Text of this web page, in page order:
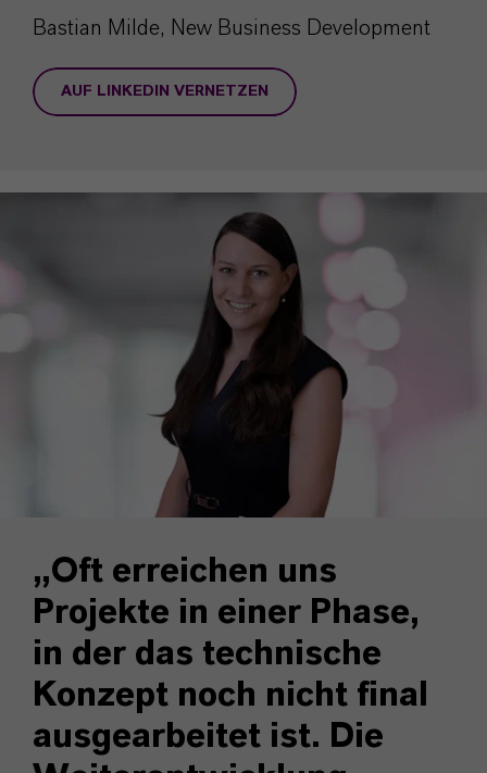
Bastian Milde, New Business Development
AUF LINKEDIN VERNETZEN
„Oft erreichen uns
Projekte in einer Phase,
in der das technische
Konzept noch nicht final
ausgearbeitet ist. Die